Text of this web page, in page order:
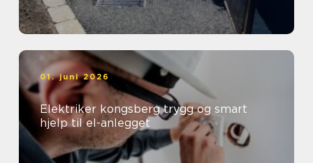
01. juni 2026
Elektriker kongsberg trygg og smart
hjelp til el-anlegget